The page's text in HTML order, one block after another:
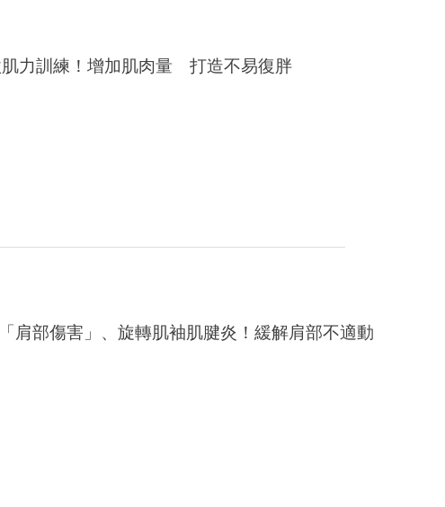
肌力訓練！增加肌肉量 打造不易復胖
肩部傷害」、旋轉肌袖肌腱炎！緩解肩部不適動